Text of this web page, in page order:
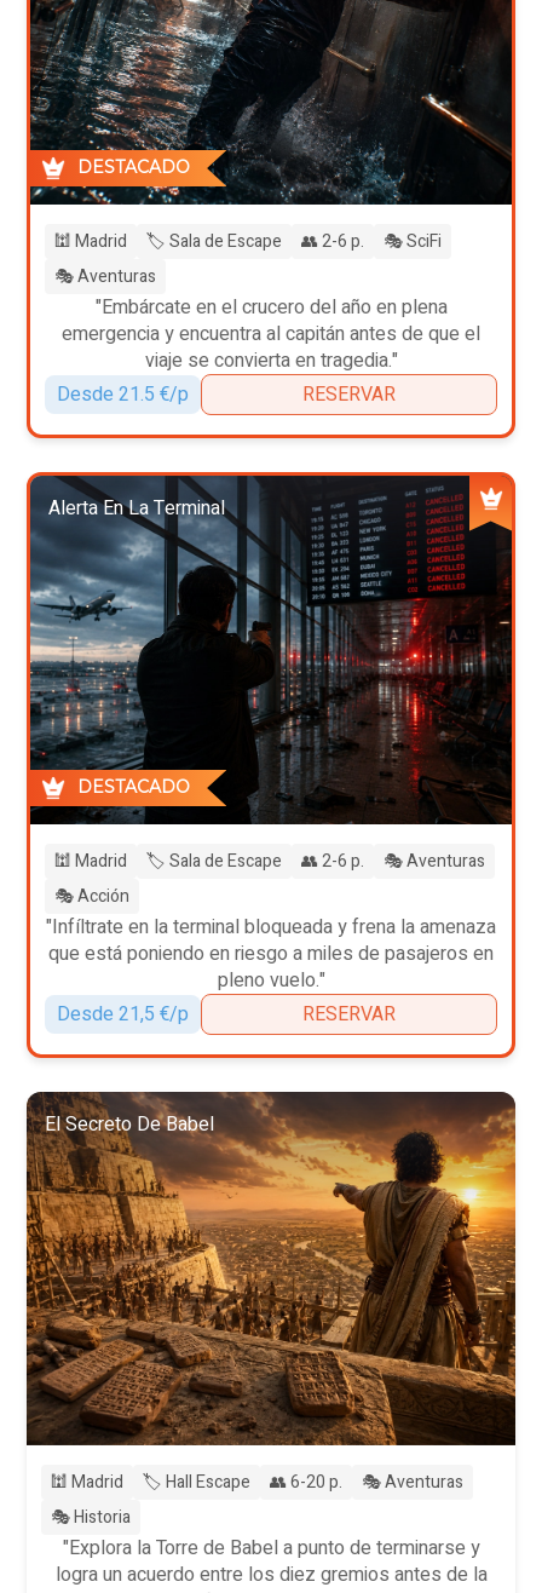
DESTACADO
🕍 Madrid 🏷️ Sala de Escape 👥 2-6 p.
🎭 SciFi
🎭 Aventuras
"Embárcate en el crucero del año en plena
emergencia y encuentra al capitán antes de que el
viaje se convierta en tragedia."
Desde 21.5 €/p
RESERVAR
Alerta En La Terminal
DESTACADO
🕍 Madrid 🏷️ Sala de Escape 👥 2-6 p.
🎭 Aventuras
🎭 Acción
"Infíltrate en la terminal bloqueada y frena la amenaza
que está poniendo en riesgo a miles de pasajeros en
pleno vuelo."
Desde 21,5 €/p
RESERVAR
El Secreto De Babel
🕍 Madrid 🏷️ Hall Escape 👥 6-20 p.
🎭 Aventuras
🎭 Historia
"Explora la Torre de Babel a punto de terminarse y
logra un acuerdo entre los diez gremios antes de la